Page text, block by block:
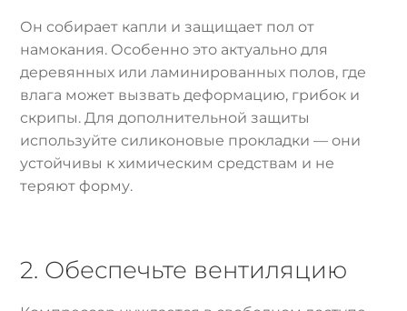
Он собирает капли и защищает пол от
намокания. Особенно это актуально для
деревянных или ламинированных полов, где
влага может вызвать деформацию, грибок и
скрипы. Для дополнительной защиты
используйте силиконовые прокладки — они
устойчивы к химическим средствам и не
теряют форму.
2. Обеспечьте вентиляцию